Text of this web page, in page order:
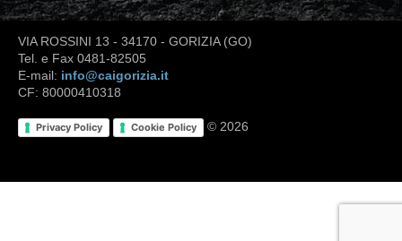
VIA ROSSINI 13 - 34170 - GORIZIA (GO)
Tel. e Fax 0481-82505
E-mail: info@caigorizia.it
CF: 80000410318
Privacy Policy Cookie Policy © 2026